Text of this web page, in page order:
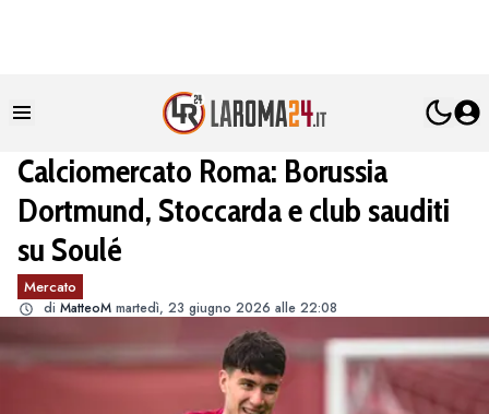
Calciomercato Roma: Borussia
Dortmund, Stoccarda e club sauditi
su Soulé
Mercato
di MatteoM martedì, 23 giugno 2026 alle 22:08